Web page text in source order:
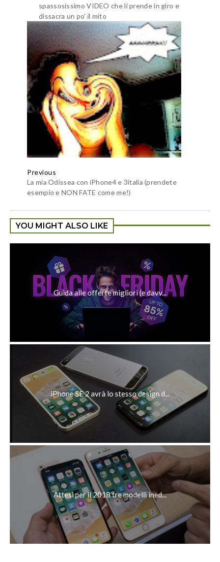
spassosissimo VIDEO che li prende in giro e
dissacra un po' il mito
Previous
La mia Odissea con iPhone4 e 3italia (prendete
esempio e NON FATE come me!)
YOU MIGHT ALSO LIKE
Guida alle offerte migliori (e davv...
iPhone SE 2 avrà lo stesso design d...
Attesi per il 2018 tre modelli ined...